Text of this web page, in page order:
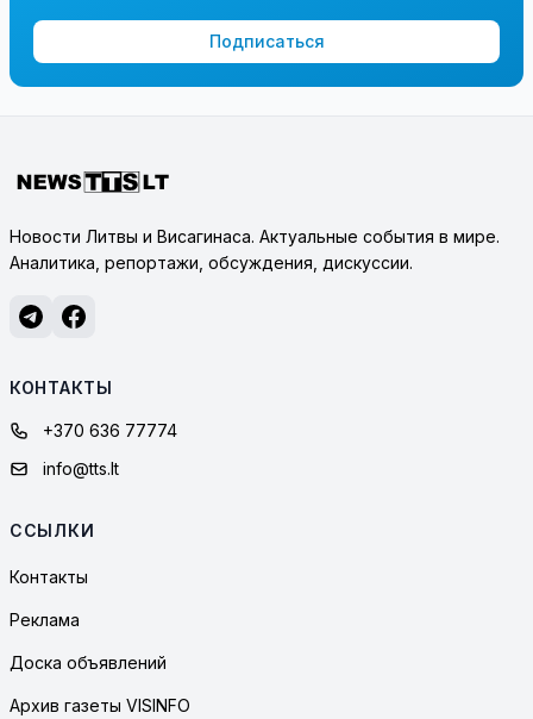
Подписаться
Новости Литвы и Висагинаса. Актуальные события в мире.
Аналитика, репортажи, обсуждения, дискуссии.
КОНТАКТЫ
+370 636 77774
info@tts.lt
ССЫЛКИ
Контакты
Реклама
Доска объявлений
Архив газеты VISINFO